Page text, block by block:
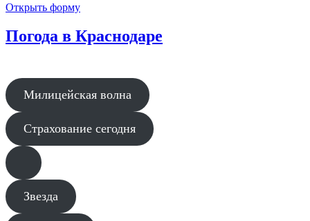
Открыть форму
Погода в Краснодаре
Милицейская волна
Страхование сегодня
Звезда